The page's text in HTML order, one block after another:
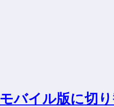
モバイル版に切